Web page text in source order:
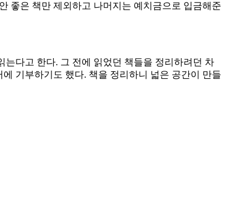
좋은 책만 제외하고 나머지는 예치금으로 입금해준
다고 한다. 그 전에 읽었던 책들을 정리하려던 차
기부하기도 했다. 책을 정리하니 넓은 공간이 만들